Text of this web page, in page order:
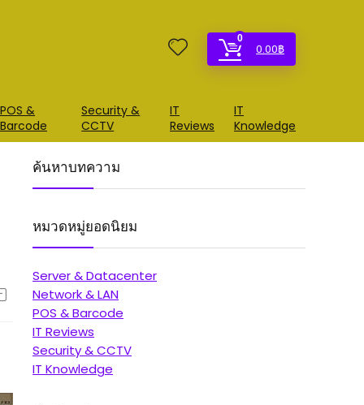
0
0.00฿
POS &
Barcode
Security &
CCTV
IT
Reviews
IT
Knowledge
ค้นหาบทความ
หมวดหมู่ยอดนิยม
Server & Datacenter
Network & LAN
POS & Barcode
IT Reviews
Security & CCTV
IT Knowledge